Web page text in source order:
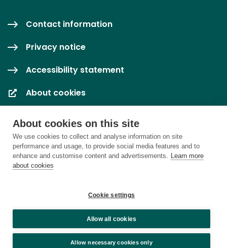
About cookies on this site
We use cookies to collect and analyse information on site
performance and usage, to provide social media features and to
enhance and customise content and advertisements. Learn more
about cookies
Cookie settings
Allow all cookies
Allow necessary cookies only
Contact information
Privacy notice
Accessibility statement
About cookies